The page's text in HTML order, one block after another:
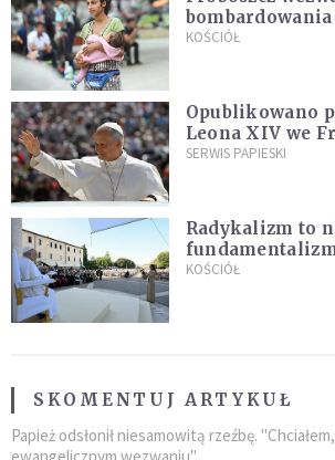
"Masowy ogień
KOŚCIÓŁ
Opublikowano
Leona XIV we
SERWIS PAPIESKI
Radykalizm to
Asyżu
KOŚCIÓŁ
SKOMENTUJ ARTYKUŁ
Papież odsłonił niesamowitą rzeźbę.